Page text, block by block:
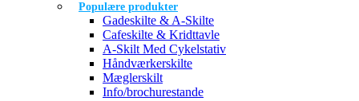
Populære produkter
Gadeskilte & A-Skilte
Cafeskilte & Kridttavle
A-Skilt Med Cykelstativ
Håndværkerskilte
Mæglerskilt
Info/brochurestande